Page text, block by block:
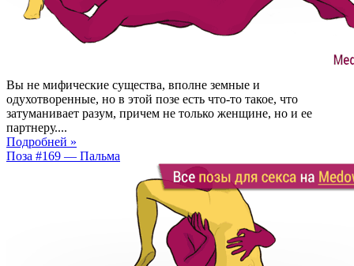
Вы не мифические существа, вполне земные и
одухотворенные, но в этой позе есть что-то такое, что
затуманивает разум, причем не только женщине, но и ее
партнеру....
Подробней »
Поза #169 — Пальма